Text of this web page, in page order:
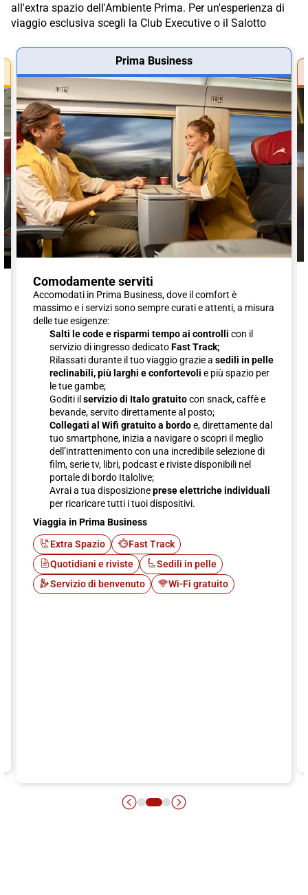
all'extra spazio dell'Ambiente Prima. Per un'esperienza di
viaggio esclusiva scegli la Club Executive o il Salotto
Prima Business
Comodamente serviti
Accomodati in Prima Business, dove il comfort è
massimo e i servizi sono sempre curati e attenti, a misura
delle tue esigenze:
Salti le code e risparmi tempo ai controlli con il
servizio di ingresso dedicatoFast Track;
Rilassati durante il tuo viaggio grazie a sedili in pelle
reclinabili, più larghi e confortevoli e più spazio per
le tue gambe;
Goditi il servizio di Italo gratuitocon snack, caffè e
bevande, servito direttamente al posto;
Collegati al Wifi gratuito a bordoe, direttamente dal
tuo smartphone, inizia a navigare o scopri il meglio
dell’intrattenimento con una incredibile selezione di
film, serie tv, libri, podcast e riviste disponibili nel
portale di bordo Italolive;
Avrai a tua disposizioneprese elettriche individuali
per ricaricare tutti i tuoi dispositivi.
Viaggia in Prima Business
Extra Spazio
Fast Track
Quotidiani e riviste
Sedili in pelle
Servizio di benvenuto
Wi-Fi gratuito